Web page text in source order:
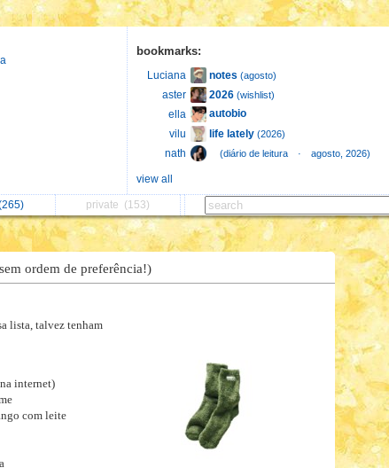
bookmarks:
Luciana notes (agosto)
aster 2026 (wishlist)
ella
autobio
vilu
life lately (2026)
nath (diário de leitura ⠀·⠀ agosto, 2026)
view all
private (153)
ordem de preferência!)
lista, talvez tenham
internet)
com leite